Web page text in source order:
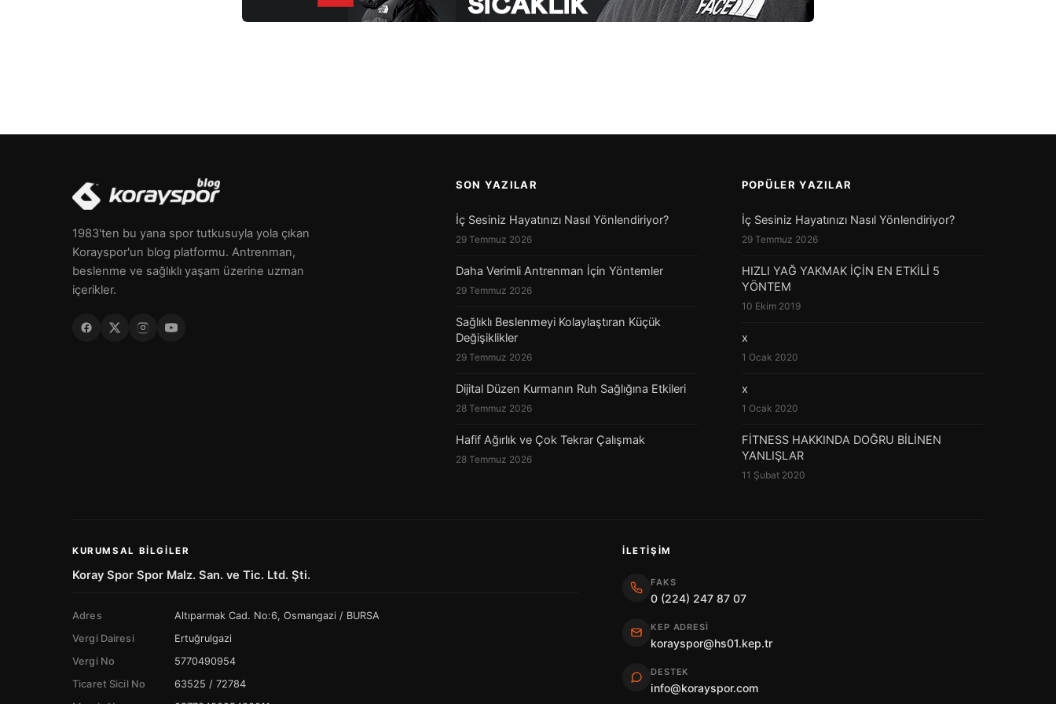
1983'ten bu yana spor tutkusuyla yola çıkan
Korayspor'un blog platformu. Antrenman,
beslenme ve sağlıklı yaşam üzerine uzman
içerikler.
SON YAZILAR
İç Sesiniz Hayatınızı Nasıl Yönlendiriyor?
29 Temmuz 2026
Daha Verimli Antrenman İçin Yöntemler
29 Temmuz 2026
Sağlıklı Beslenmeyi Kolaylaştıran Küçük
Değişiklikler
29 Temmuz 2026
Dijital Düzen Kurmanın Ruh Sağlığına Etkileri
28 Temmuz 2026
Hafif Ağırlık ve Çok Tekrar Çalışmak
28 Temmuz 2026
POPÜLER YAZILAR
İç Sesiniz Hayatınızı Nasıl Yönlendiriyor?
29 Temmuz 2026
HIZLI YAĞ YAKMAK İÇİN EN ETKİLİ 5
YÖNTEM
10 Ekim 2019
x
1 Ocak 2020
x
1 Ocak 2020
FİTNESS HAKKINDA DOĞRU BİLİNEN
YANLIŞLAR
11 Şubat 2020
KURUMSAL BILGILER
Koray Spor Spor Malz. San. ve Tic. Ltd. Şti.
Adres
Altıparmak Cad. No:6, Osmangazi / BURSA
Vergi Dairesi
Ertuğrulgazi
Vergi No
5770490954
Ticaret Sicil No
63525 / 72784
İLETIŞIM
FAKS
0 (224) 247 87 07
KEP ADRESI
korayspor@hs01.kep.tr
DESTEK
info@korayspor.com